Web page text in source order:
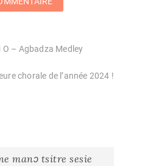
O – Agbadza Medley
chorale de l’année 2024 !
manɔ tsitre sesie